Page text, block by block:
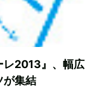
レ2013』、幅広
が集結